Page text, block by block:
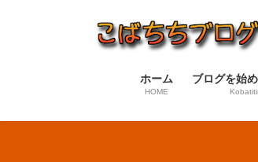
ス
ン
ホーム
HOME
ブログを始